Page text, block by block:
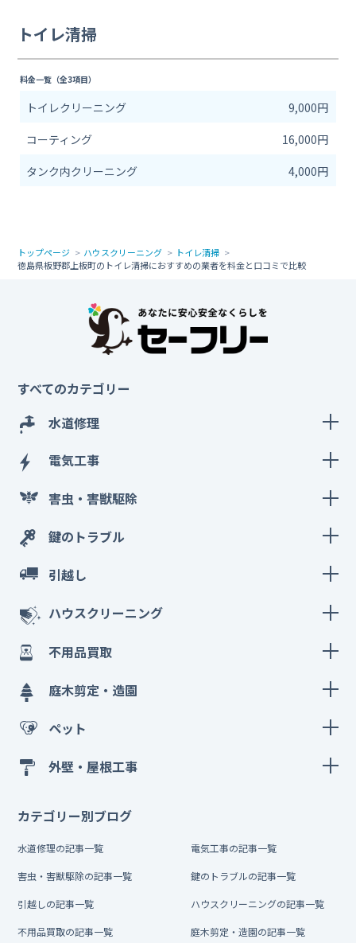
トイレ清掃
料金一覧（全3項目）
トイレクリーニング
9,000円
コーティング
16,000円
タンク内クリーニング
4,000円
トップページ ハウスクリーニング
トイレ清掃
徳島県板野郡上板町のトイレ清掃におすすめの業者を料金と口コミで比較
すべてのカテゴリー
水道修理
電気工事
害虫・害獣駆除
鍵のトラブル
引越し
ハウスクリーニング
不用品買取
庭木剪定・造園
ペット
外壁・屋根工事
カテゴリー別ブログ
水道修理の記事一覧 電気工事の記事一覧
害虫・害獣駆除の記事一覧 鍵のトラブルの記事一覧
引越しの記事一覧 ハウスクリーニングの記事一覧
不用品買取の記事一覧 庭木剪定・造園の記事一覧